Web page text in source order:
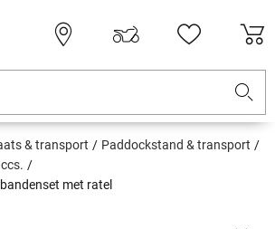
& transport
Paddockstand & transport
met ratel